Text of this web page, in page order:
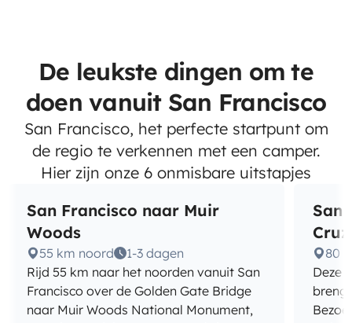
De leukste dingen om te
doen vanuit San Francisco
San Francisco, het perfecte startpunt om
de regio te verkennen met een camper.
Hier zijn onze 6 onmisbare uitstapjes
San Francisco naar Muir
Woods
55 km noord
1-3 dagen
Rijd 55 km naar het noorden vanuit San
Francisco over de Golden Gate Bridge
naar Muir Woods National Monument,
San
Cruz
80
Deze